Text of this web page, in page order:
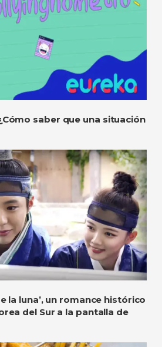
saber que una situación
la luna’, un romance histórico
del Sur a la pantalla de